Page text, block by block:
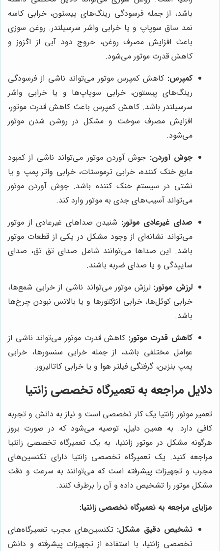
باشد، از جمله فرسودگی رینگ‌های پیستون، خرابی کاسه
نمد ساق سوپاپ و یا خرابی واشر سرسیلندر. روغن سوزی
باعث افزایش مصرف روغن، خروج دود آبی از اگزوز و
کاهش قدرت موتور می‌شود.
کمپرس: کاهش کمپرس موتور می‌تواند ناشی از فرسودگی
رینگ‌های پیستون، خرابی سوپاپ‌ها و یا خرابی واشر
سرسیلندر باشد. کاهش کمپرس باعث کاهش قدرت موتور،
افزایش مصرف سوخت و مشکل در روشن شدن موتور
می‌شود.
جوش آوردن: جوش آوردن موتور می‌تواند ناشی از کمبود
مایع خنک کننده، خرابی ترموستات، خرابی واتر پمپ و یا
نشتی در سیستم خنک کننده باشد. جوش آوردن موتور
می‌تواند آسیب‌های جدی به موتور وارد کند.
صدای غیرعادی موتور: شنیدن صداهای غیرعادی از موتور
می‌تواند نشانه‌ای از وجود مشکل در یکی از قطعات موتور
باشد. این صداها می‌توانند شامل صدای تق تق، صدای
ساییدگی و یا صدای ضربه باشند.
لرزش موتور: لرزش موتور می‌تواند ناشی از خرابی شمع‌ها،
خرابی کوئل‌ها، خرابی انژکتورها و یا بالانس نبودن چرخ‌ها
باشد.
کاهش قدرت موتور: کاهش قدرت موتور می‌تواند ناشی از
عوامل مختلفی باشد، از جمله خرابی سنسورها، خرابی
پمپ بنزین، گرفتگی فیلتر هوا و یا خرابی کاتالیزور.
دلایل مراجعه به تعمیرگاه تخصصی زانتیا
تعمیر موتور زانتیا یک کار تخصصی است و نیاز به دانش و تجربه
کافی دارد. به همین دلیل، توصیه می‌شود که در صورت بروز
هرگونه مشکل در موتور زانتیا، به یک تعمیرگاه تخصصی زانتیا
مراجعه کنید. یک تعمیرگاه تخصصی زانتیا دارای تکنسین‌های
مجرب و تجهیزات پیشرفته است که می‌توانند به سرعت و دقت
مشکل موتور را تشخیص داده و آن را برطرف کنند.
مزایای مراجعه به تعمیرگاه تخصصی زانتیا:
تشخیص دقیق مشکل: تکنسین‌های مجرب تعمیرگاه‌های
تخصصی زانتیا، با استفاده از تجهیزات پیشرفته و دانش